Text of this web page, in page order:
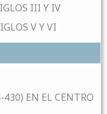
III Y IV
V Y VI
EN EL CENTRO